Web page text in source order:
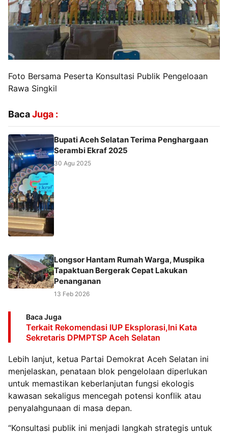
Foto Bersama Peserta Konsultasi Publik Pengeloaan
Rawa Singkil
BacaJuga :
Bupati Aceh Selatan Terima Penghargaan
Serambi Ekraf 2025
30 Agu 2025
‎Longsor Hantam Rumah Warga, Muspika
Tapaktuan Bergerak Cepat Lakukan
Penanganan
13 Feb 2026
Baca Juga
Terkait Rekomendasi IUP Eksplorasi,Ini Kata
Sekretaris DPMPTSP Aceh Selatan
Lebih lanjut, ketua Partai Demokrat Aceh Selatan ini
menjelaskan, penataan blok pengelolaan diperlukan
untuk memastikan keberlanjutan fungsi ekologis
kawasan sekaligus mencegah potensi konflik atau
penyalahgunaan di masa depan.
“Konsultasi publik ini menjadi langkah strategis untuk